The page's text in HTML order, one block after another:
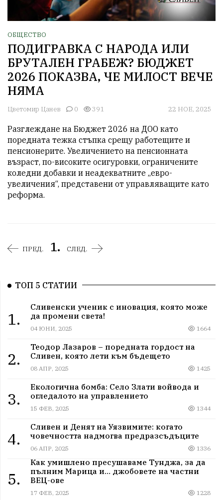
ОБЩЕСТВО
ПОДИГРАВКА С НАРОДА ИЛИ
БРУТАЛЕН ГРАБЕЖ? БЮДЖЕТ
2026 ПОКАЗВА, ЧЕ МИЛОСТ ВЕЧЕ
НЯМА
Цветомир Цанев 0 391 22 НОЕ, 2025
Разглеждане на Бюджет 2026 на ДОО като
поредната тежка стъпка срещу работещите и
пенсионерите. Увеличението на пенсионната
възраст, по-високите осигуровки, ограничените
коледни добавки и неадекватните „евро-
увеличения“, представени от управляващите като
реформа.
ПРЕД. 1. СЛЕД.
ТОП 5 СТАТИИ
1.
Сливенски ученик с иновация, която може
да промени света!
04 ЮНИ, 2025 1664
2.
Теодор Лазаров – поредната гордост на
Сливен, която лети към бъдещето
08 АПР, 2025 1425
3.
Екологична бомба: Село Злати войвода и
огледалото на управлението
15 ФЕВ, 2025 1344
4.
Сливен и Денят на Уязвимите: когато
човечността надмогва предразсъдъците
06 АПР, 2025 1336
5.
Как умишлено пресушаваме Тунджа, за да
пълним Марица и… джобовете на частни
ВЕЦ-ове
17 ФЕВ, 2025 1228